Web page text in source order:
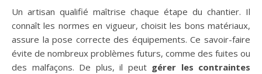
Un artisan qualifié maîtrise chaque étape du chantier. Il
connaît les normes en vigueur, choisit les bons matériaux,
assure la pose correcte des équipements. Ce savoir-faire
évite de nombreux problèmes futurs, comme des fuites ou
des malfaçons. De plus, il peut gérer les contraintes